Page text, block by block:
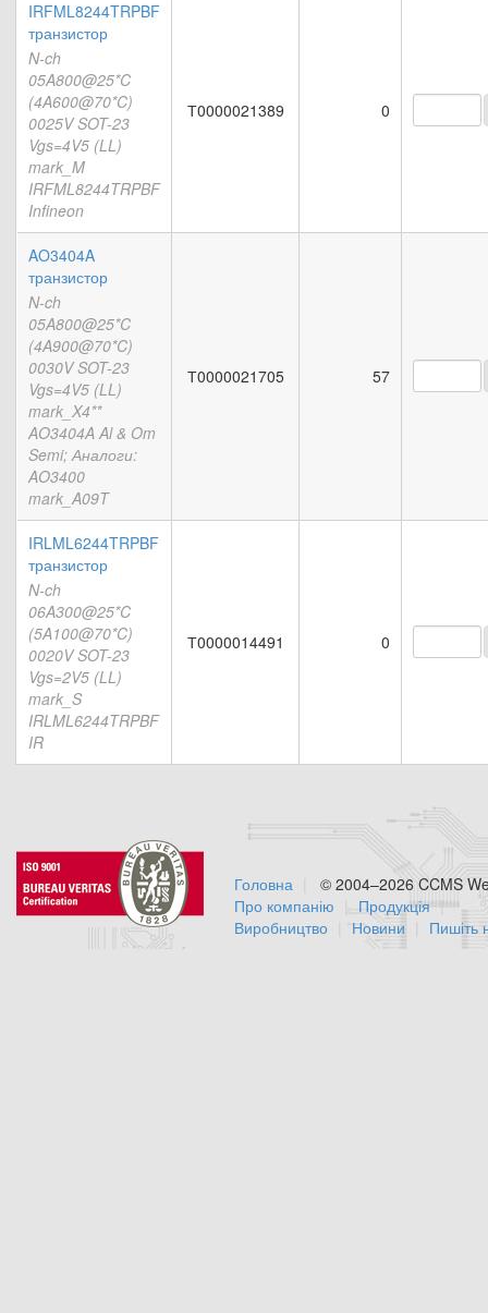
IRFML8244TRPBF
транзистор
N-ch
05A800@25*C
(4A600@70*C)
0025V SOT-23
Vgs=4V5 (LL)
mark_M
IRFML8244TRPBF
Infineon
Т0000021389 0
AO3404A
транзистор
N-ch
05A800@25*C
(4A900@70*C)
0030V SOT-23
Vgs=4V5 (LL)
mark_X4**
AO3404A Al & Om
Semi; Аналоги:
AO3400
mark_A09T
Т0000021705 57
IRLML6244TRPBF
транзистор
N-ch
06A300@25*C
(5A100@70*C)
0020V SOT-23
Vgs=2V5 (LL)
mark_S
IRLML6244TRPBF
IR
Т0000014491 0
© 2004–2026 CCMS
Головна
Про компанію
Продукція
Виробництво
Новини Пишіть